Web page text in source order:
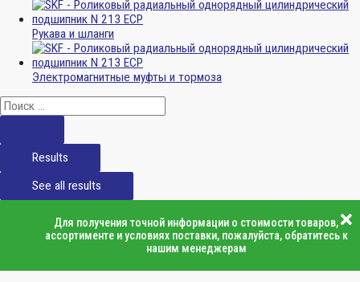
Рукава и шланги
Электромагнитные муфты и тормоза
Results
See all results
Для получения точной информации о стоимости товаров,
ассортименте и условиях поставки, пожалуйста, обратитесь к
нашим менеджерам